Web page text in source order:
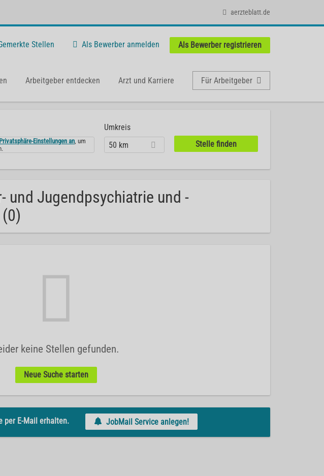
aerzteblatt.de
Stellen Als Bewerber anmelden Als Bewerber registrieren
Arbeitgeber entdecken Arzt und Karriere Für Arbeitgeber
Einstellungen an, um
Umkreis
50 km
und Jugendpsychiatrie und -
keine Stellen gefunden.
Neue Suche starten
per E-Mail erhalten. JobMail Service anlegen!